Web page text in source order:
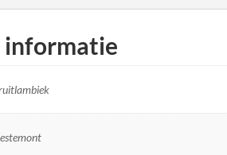
informatie